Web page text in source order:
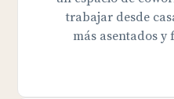
trabajar desde
más asentados y